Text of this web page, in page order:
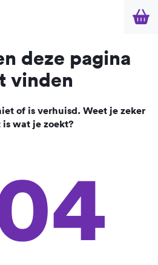
deze pagina
vinden
of is verhuisd. Weet je zeker
wat je zoekt?